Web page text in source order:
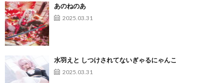
あのねのあ
2025.03.31
水羽えと しつけされてないぎゃるにゃんこ
2025.03.31